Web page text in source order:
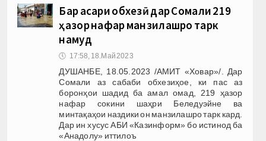
Бар асари обхезӣ дар Сомали 219
ҳазор нафар манзилашро тарк
намуд
🕔 17:58, 18.Май 2023
ДУШАНБЕ, 18.05.2023 /АМИТ «Ховар»/. Дар
Сомали аз сабаби обхезиҳое, ки пас аз
боронҳои шадид ба амал омад, 219 ҳазор
нафар сокини шаҳри Беледуэйне ва
минтақаҳои наздики он манзилашро тарк кард.
Дар ин хусус АБИ «Казинформ» бо истинод ба
«Анадолу» иттилоъ